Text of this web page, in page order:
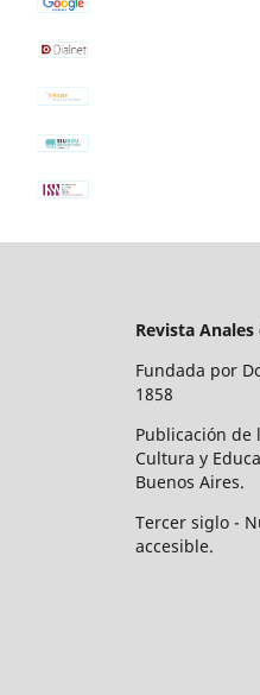
Revista
Fundada por
1858
Publicación de
Cultura y
Buenos Aires.
Tercer siglo -
accesible.